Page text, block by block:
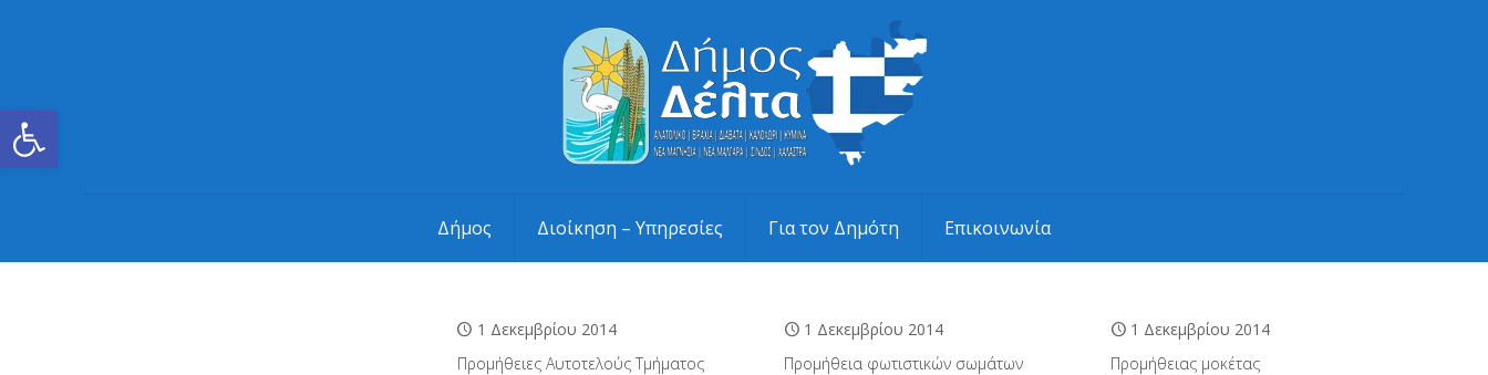
Ανοίξτε τη γραμμή εργαλείων
Δήμος Διοίκηση – Υπηρεσίες Για τον Δημότη Επικοινωνία
1 Δεκεμβρίου 2014
Προμήθειες Αυτοτελούς Τμήματος
1 Δεκεμβρίου 2014
Προμήθεια φωτιστικών σωμάτων
1 Δεκεμβρίου 2014
Προμήθειας μοκέτας